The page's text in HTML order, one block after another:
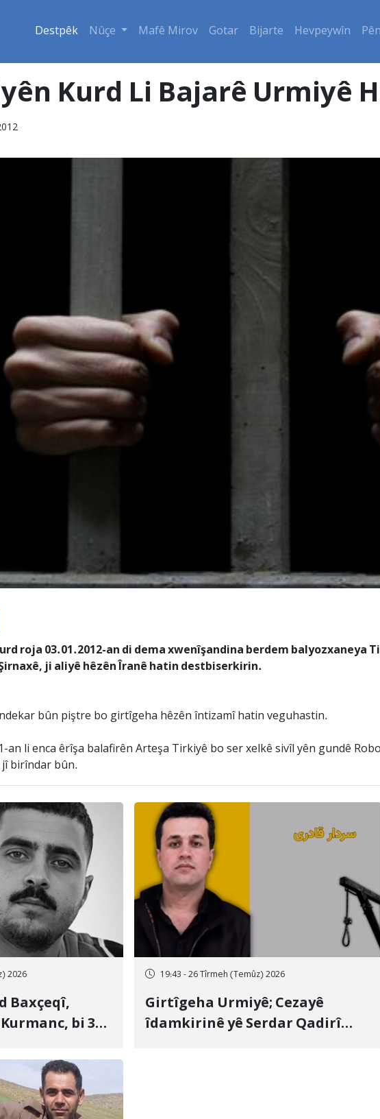
Destpêk Nûçe Mafê Mirov Gotar Bijarte Hevpeywîn
Kurd Li Bajarê Urmiyê
roja 03.01.2012-an di dema xwenîşandina berdem
ji aliyê hêzên Îranê hatin destbiserkirin.
bûn piştre bo girtîgeha hêzên întizamî hatin veguhastin.
an li enca êrîşa balafirên Arteşa Tirkiyê bo ser xelkê sivîl yên gundê
birîndar bûn.
2026
Baxçeqî,
bi 3
19:43 - 26 Tîrmeh (Temûz) 2026
Girtîgeha Urmiyê; Cezayê
îdamkirinê yê Serdar Qadirî